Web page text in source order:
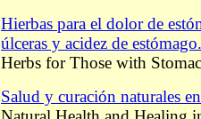
Hierbas para el dolor de
úlceras y acidez de estómago.
Herbs for Those with
Salud y curación naturales